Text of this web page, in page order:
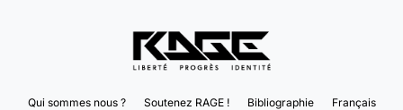
Qui sommes nous ? Soutenez RAGE ! Bibliographie Français